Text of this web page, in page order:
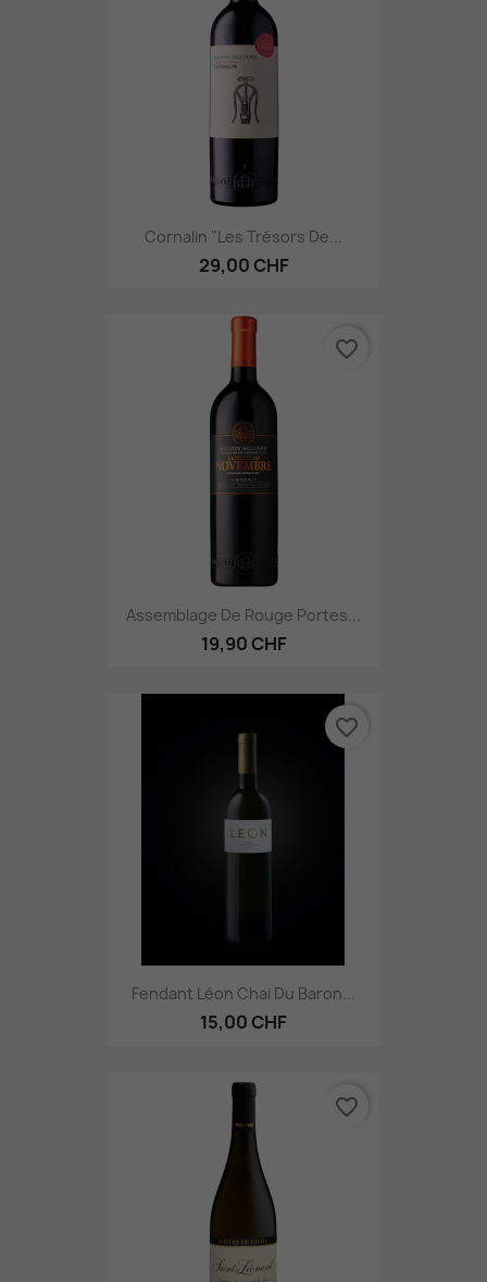
Cornalin "Les Trésors De...
29,00 CHF
Assemblage De Rouge Portes...
19,90 CHF
favorite_border
Fendant Léon Chai Du Baron...
15,00 CHF
favorite_border
favorite_border